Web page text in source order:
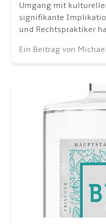
Umgang mit
signifikante
und Rechtspraktiker
Ein Beitrag von